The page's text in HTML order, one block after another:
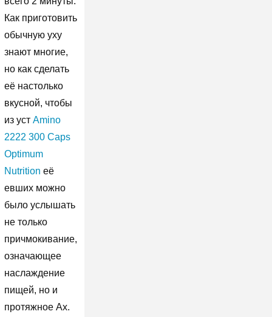
Как приготовить
обычную уху
знают многие,
но как сделать
её настолько
вкусной, чтобы
из уст Amino
2222 300 Caps
Optimum
Nutrition её
евших можно
было услышать
не только
причмокивание,
означающее
наслаждение
пищей, но и
протяжное Ах.